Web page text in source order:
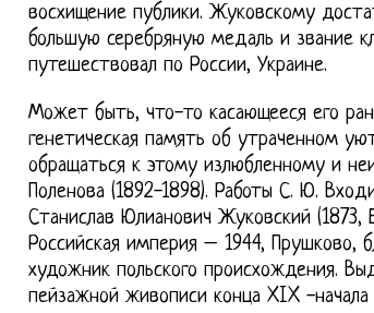
восхищение публики. Жуковскому
большую серебряную медаль и звание
путешествовал по России, Украине.
Может быть, что-то касающееся его
генетическая память об утраченном
обращаться к этому излюбленному и
Поленова (1892-1898). Работы С. Ю.
Станислав Юлианович Жуковский (1873,
Российская империя – 1944, Прушково,
художник польского происхождения.
пейзажной живописи конца XIX -начала